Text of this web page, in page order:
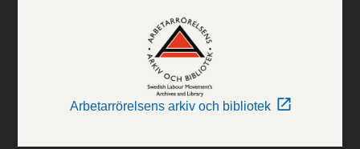
Arbetarrörelsens arkiv och bibliotek